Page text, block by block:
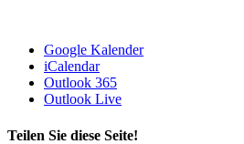
Google Kalender
iCalendar
Outlook 365
Outlook Live
Teilen Sie diese Seite!